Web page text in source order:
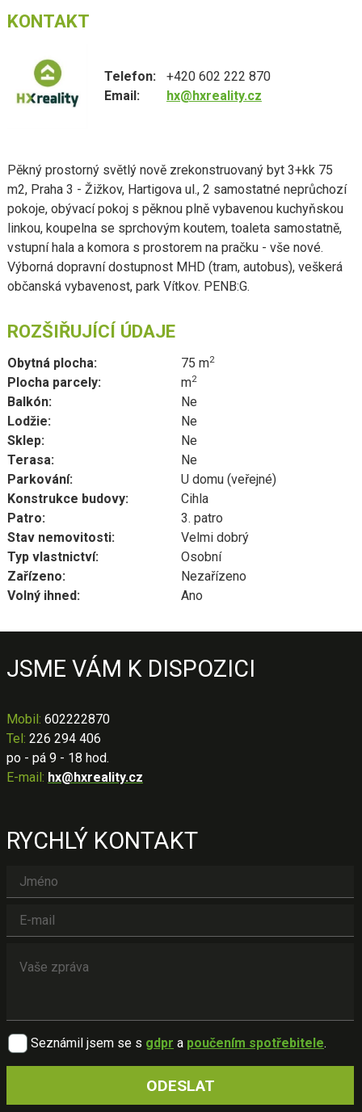
KONTAKT
Telefon:
+420 602 222 870
Email:
hx@hxreality.cz
Pěkný prostorný světlý nově zrekonstruovaný byt 3+kk 75
m2, Praha 3 - Žižkov, Hartigova ul., 2 samostatné neprůchozí
pokoje, obývací pokoj s pěknou plně vybavenou kuchyňskou
linkou, koupelna se sprchovým koutem, toaleta samostatně,
vstupní hala a komora s prostorem na pračku - vše nové.
Výborná dopravní dostupnost MHD (tram, autobus), veškerá
občanská vybavenost, park Vítkov. PENB:G.
ROZŠIŘUJÍCÍ ÚDAJE
Obytná plocha: 75 m2
Plocha parcely: m2
Balkón:
Ne
Lodžie:
Ne
Sklep:
Ne
Terasa:
Ne
Parkování:
U domu (veřejné)
Konstrukce budovy:
Cihla
Patro:
3. patro
Stav nemovitosti:
Velmi dobrý
Typ vlastnictví:
Osobní
Zařízeno:
Nezařízeno
Volný ihned:
Ano
JSME VÁM K DISPOZICI
Mobil: 602222870
Tel: 226 294 406
po - pá 9 - 18 hod.
E-mail: hx@hxreality.cz
RYCHLÝ KONTAKT
Seznámil jsem se s gdpr a poučením spotřebitele.